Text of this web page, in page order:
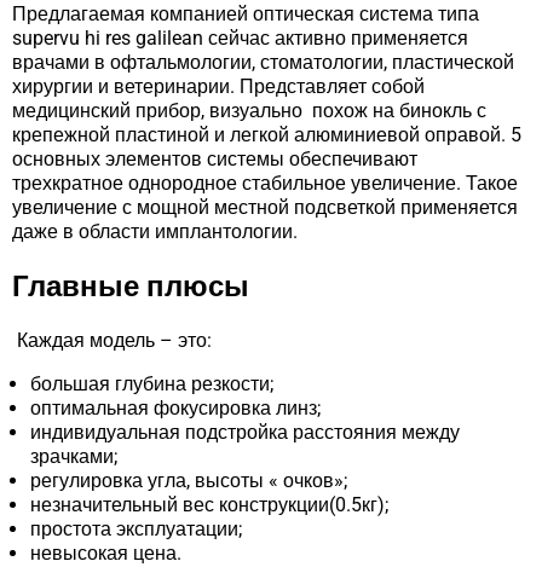
Предлагаемая компанией оптическая система типа
supervu hi res galilean сейчас активно применяется
врачами в офтальмологии, стоматологии, пластической
хирургии и ветеринарии. Представляет собой
медицинский прибор, визуально похож на бинокль с
крепежной пластиной и легкой алюминиевой оправой. 5
основных элементов системы обеспечивают
трехкратное однородное стабильное увеличение. Такое
увеличение с мощной местной подсветкой применяется
даже в области имплантологии.
Главные плюсы
Каждая модель – это:
большая глубина резкости;
оптимальная фокусировка линз;
индивидуальная подстройка расстояния между
зрачками;
регулировка угла, высоты « очков»;
незначительный вес конструкции(0.5кг);
простота эксплуатации;
невысокая цена.